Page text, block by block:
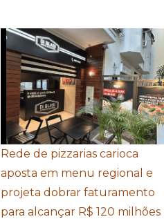
Rede de pizzarias carioca
aposta em menu regional e
projeta dobrar faturamento
para alcançar R$ 120 milhões